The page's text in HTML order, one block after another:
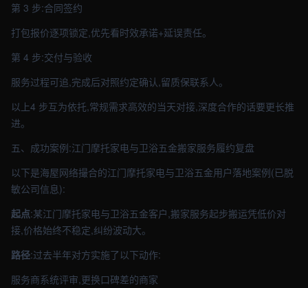
第 3 步:合同签约
打包报价逐项锁定,优先看时效承诺+延误责任。
第 4 步:交付与验收
服务过程可追,完成后对照约定确认,留质保联系人。
以上4 步互为依托,常规需求高效的当天对接,深度合作的话要更长推
进。
五、成功案例:江门摩托家电与卫浴五金搬家服务履约复盘
以下是海屋网络撮合的江门摩托家电与卫浴五金用户落地案例(已脱
敏公司信息):
起点:某江门摩托家电与卫浴五金客户,搬家服务起步搬运凭低价对
接,价格始终不稳定,纠纷波动大。
路径:过去半年对方实施了以下动作:
服务商系统评审,更换口碑差的商家